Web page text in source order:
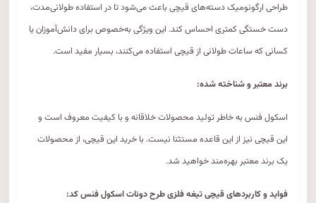
طراحی ارگونومیک دسته‌های قیچی باعث می‌شود تا در استفاده‌ طولانی‌مدت،
دست خستگی کمتری احساس کند. این ویژگی به‌خصوص برای دانش‌آموزان یا
کسانی که ساعات طولانی از قیچی استفاده می‌کنند، بسیار مفید است.
برند معتبر و شناخته شده:
اسکول فنس به خاطر تولید محصولات خلاقانه و با کیفیت معروف است و
این قیچی نیز از این قاعده مستثنا نیست. با خرید این قیچی، از محصولات
یک برند معتبر بهره‌مند خواهید شد.
فواید و کاربردهای قیچی تیغه فلزی طرح دونات اسکول فنس کد: